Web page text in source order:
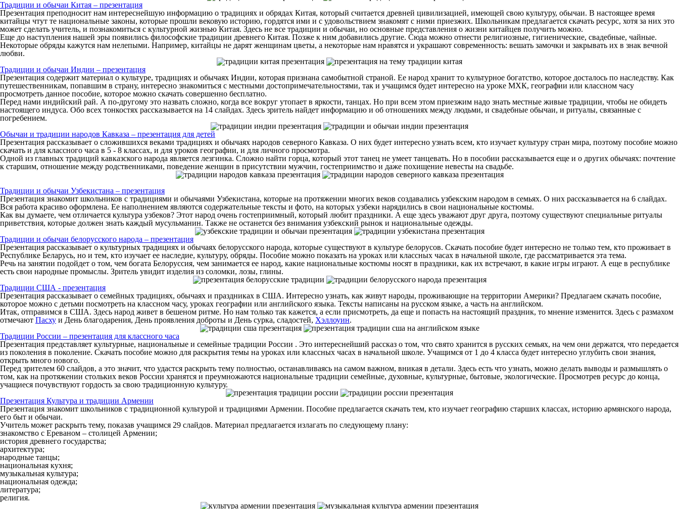
Традиции и обычаи Китая – презентация
Презентация преподносит нам интереснейшую информацию о традициях и обрядах Китая, который считается древней цивилизацией, имеющей свою культуру, обычаи. В настоящее время
китайцы чтут те национальные законы, которые прошли вековую историю, гордятся ими и с удовольствием знакомят с ними приезжих. Школьникам предлагается скачать ресурс, хотя за них это
может сделать учитель, и познакомиться с культурной жизнью Китая. Здесь не все традиции и обычаи, но основные представления о жизни китайцев получить можно.
Еще до наступления нашей эры появились философские традиции древнего Китая. Позже к ним добавились другие. Сюда можно отнести религиозные, гигиенические, свадебные, чайные.
Некоторые обряды кажутся нам нелепыми. Например, китайцы не дарят женщинам цветы, а некоторые нам нравятся и украшают современность: вешать замочки и закрывать их в знак вечной
любви.
Традиции и обычаи Индии – презентация
Презентация содержит материал о культуре, традициях и обычаях Индии, которая признана самобытной страной. Ее народ хранит то культурное богатство, которое досталось по наследству. Как
путешественникам, попавшим в страну, интересно знакомиться с местными достопримечательностями, так и учащимся будет интересно на уроке МХК, географии или классном часу
просмотреть данное пособие, которое можно скачать совершенно бесплатно.
Перед нами индийский рай. А по-другому это назвать сложно, когда все вокруг утопает в яркости, танцах. Но при всем этом приезжим надо знать местные живые традиции, чтобы не обидеть
настоящего индуса. Обо всех тонкостях рассказывается на 14 слайдах. Здесь зритель найдет информацию и об отношениях между людьми, и свадебные обычаи, и ритуалы, связанные с
погребением.
Обычаи и традиции народов Кавказа – презентация для детей
Презентация рассказывает о сложившихся веками традициях и обычаях народов северного Кавказа. О них будет интересно узнать всем, кто изучает культуру стран мира, поэтому пособие можно
скачать и для классного часа в 5 - 8 классах, и для уроков географии, и для личного просмотра.
Одной из главных традиций кавказского народа является лезгинка. Сложно найти горца, который этот танец не умеет танцевать. Но в пособии рассказывается еще и о других обычаях: почтение
к старшим, отношение между родственниками, поведение женщин в присутствии мужчин, гостеприимство и даже похищение невесты на свадьбе.
Традиции и обычаи Узбекистана – презентация
Презентация знакомит школьников с традициями и обычаями Узбекистана, которые на протяжении многих веков создавались узбекским народом в семьях. О них рассказывается на 6 слайдах.
Вся работа красиво оформлена. Ее наполнением являются содержательные тексты и фото, на которых узбеки нарядились в свои национальные костюмы.
Как вы думаете, чем отличается культура узбеков? Этот народ очень гостеприимный, который любит праздники. А еще здесь уважают друг друга, поэтому существуют специальные ритуалы
приветствия, которые должен знать каждый мусульманин. Также не останется без внимания узбекский рынок и национальные одежды.
Традиции и обычаи белорусского народа – презентация
Презентация рассказывает о культурных традициях и обычаях белорусского народа, которые существуют в культуре белорусов. Скачать пособие будет интересно не только тем, кто проживает в
Республике Беларусь, но и тем, кто изучает ее наследие, культуру, обряды. Пособие можно показать на уроках или классных часах в начальной школе, где рассматривается эта тема.
Речь на занятии подойдет о том, чем богата Белоруссия, чем занимается ее народ, какие национальные костюмы носят в праздники, как их встречают, в какие игры играют. А еще в республике
есть свои народные промыслы. Зритель увидит изделия из соломки, лозы, глины.
Традиции США - презентация
Презентация рассказывает о семейных традициях, обычаях и праздниках в США. Интересно узнать, как живут народы, проживающие на территории Америки? Предлагаем скачать пособие,
которое можно с детьми посмотреть на классном часу, уроках географии или английского языка. Тексты написаны на русском языке, а часть на английском.
Итак, отправимся в США. Здесь народ живет в бешеном ритме. Но нам только так кажется, а если присмотреть, да еще и попасть на настоящий праздник, то мнение изменится. Здесь с размахом
отмечают Пасху и День благодарения, День проявления доброты и День сурка, сладостей, Хэллоуин.
Традиции России – презентация для классного часа
Презентация представляет культурные, национальные и семейные традиции России . Это интереснейший рассказ о том, что свято хранится в русских семьях, на чем они держатся, что передается
из поколения в поколение. Скачать пособие можно для раскрытия темы на уроках или классных часах в начальной школе. Учащимся от 1 до 4 класса будет интересно углубить свои знания,
открыть много нового.
Перед зрителем 60 слайдов, а это значит, что удастся раскрыть тему полностью, останавливаясь на самом важном, вникая в детали. Здесь есть что узнать, можно делать выводы и размышлять о
том, как на протяжении стольких веков России хранятся и преумножаются национальные традиции семейные, духовные, культурные, бытовые, экологические. Просмотрев ресурс до конца,
учащиеся почувствуют гордость за свою традиционную культуру.
Презентация Культура и традиции Армении
Презентация знакомит школьников с традиционной культурой и традициями Армении. Пособие предлагается скачать тем, кто изучает географию старших классах, историю армянского народа,
его быт и обычаи.
Учитель может раскрыть тему, показав учащимся 29 слайдов. Материал предлагается излагать по следующему плану:
знакомство с Ереваном – столицей Армении;
история древнего государства;
архитектура;
народные танцы;
национальная кухня;
музыкальная культура;
национальная одежда;
литература;
религия.